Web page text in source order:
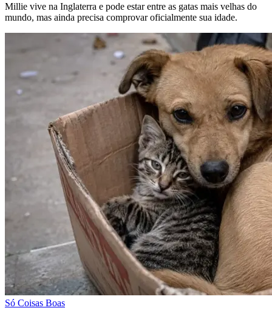
Millie vive na Inglaterra e pode estar entre as gatas mais velhas do
mundo, mas ainda precisa comprovar oficialmente sua idade.
Só Coisas Boas